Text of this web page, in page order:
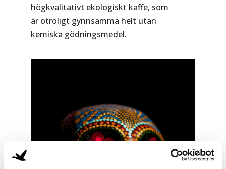
högkvalitativt ekologiskt kaffe, som
är otroligt gynnsamma helt utan
kemiska gödningsmedel.